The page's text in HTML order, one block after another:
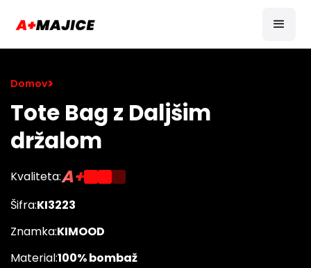
Domov>
Tote Bag z Daljšim
držalom
Kvaliteta:A+
Šifra:KI3223
Znamka:KIMOOD
Material:100% bombaž